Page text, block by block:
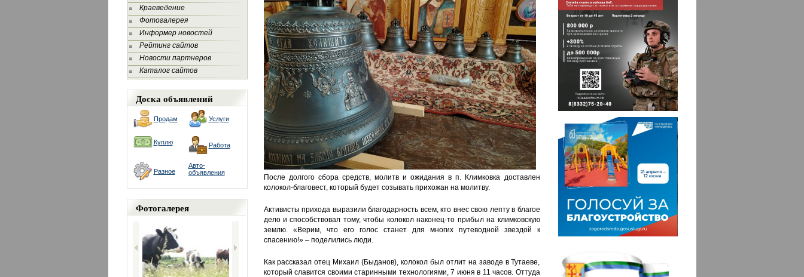
Краеведение
Фотогалерея
Информер новостей
Рейтинг сайтов
Новости партнеров
Каталог сайтов
Доска объявлений
Продам Услуги
Куплю Работа
Разное
Авто-
объявления
Фотогалерея
После долгого сбора средств, молитв и ожидания в п. Климковка доставлен
колокол-благовест, который будет созывать прихожан на молитву.
Активисты прихода выразили благодарность всем, кто внес свою лепту в благое
дело и способствовал тому, чтобы колокол наконец-то прибыл на климковскую
землю. «Верим, что его голос станет для многих путеводной звездой к
спасению!» – поделились люди.
Как рассказал отец Михаил (Быданов), колокол был отлит на заводе в Тутаеве,
который славится своими старинными технологиями, 7 июня в 11 часов. Оттуда